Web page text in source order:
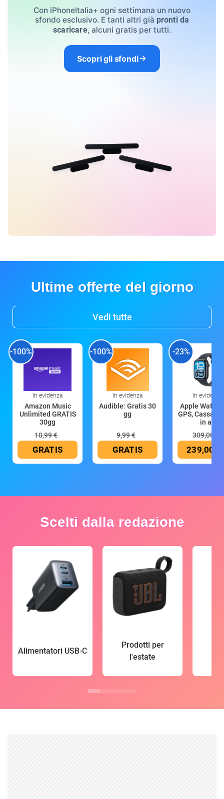
Con iPhoneItalia+ ogni settimana un nuovo
sfondo esclusivo. E tanti altri già pronti da
scaricare, alcuni gratis per tutti.
Scopri gli sfondi
Ultime offerte del giorno
Vedi tutte
-100%
In evidenza
Amazon Music
Unlimited GRATIS
30gg
10,99 €
GRATIS
-100%
In evidenza
Audible: Gratis 30
gg
9,99 €
GRATIS
-23%
In evidenza
Apple Watch
GPS, Cassa
in all
309,00 €
239,00 €
Scelti dalla redazione
Alimentatori USB-C
Prodotti per
l'estate